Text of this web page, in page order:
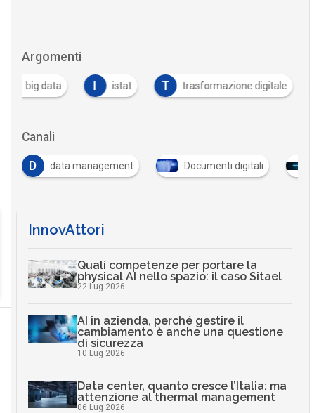
Argomenti
big data istat T trasformazione digitale
Canali
D data management Documenti digitali
InnovAttori
Quali competenze per portare la
physical AI nello spazio: il caso Sitael
22 Lug 2026
AI in azienda, perché gestire il
cambiamento è anche una questione
di sicurezza
10 Lug 2026
Data center, quanto cresce l’Italia: ma
attenzione al thermal management
06 Lug 2026